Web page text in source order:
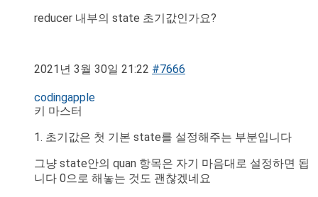
reducer 내부의 state 초기값인가요?
2021년 3월 30일 21:22 #7666
codingapple
키 마스터
1. 초기값은 첫 기본 state를 설정해주는 부분입니다
그냥 state안의 quan 항목은 자기 마음대로 설정하면 됩
니다 0으로 해놓는 것도 괜찮겠네요